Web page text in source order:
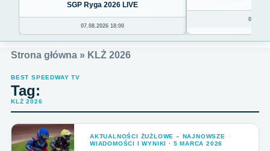
SGP Ryga 2026 LIVE
07.08.2026 18:00
Strona główna » KLŻ 2026
BEST SPEEDWAY TV
Tag:
KLŻ 2026
AKTUALNOŚCI ŻUŻLOWE – NAJNOWSZE
WIADOMOŚCI I WYNIKI · 5 MARCA 2026